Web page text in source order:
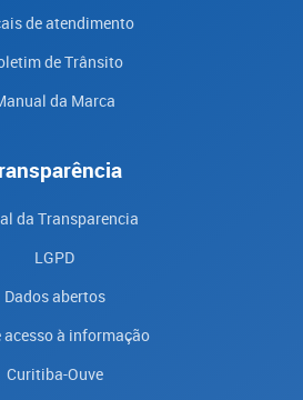
de atendimento
de Trânsito
da Marca
da Transparencia
LGPD
Dados abertos
acesso à informação
Curitiba-Ouve